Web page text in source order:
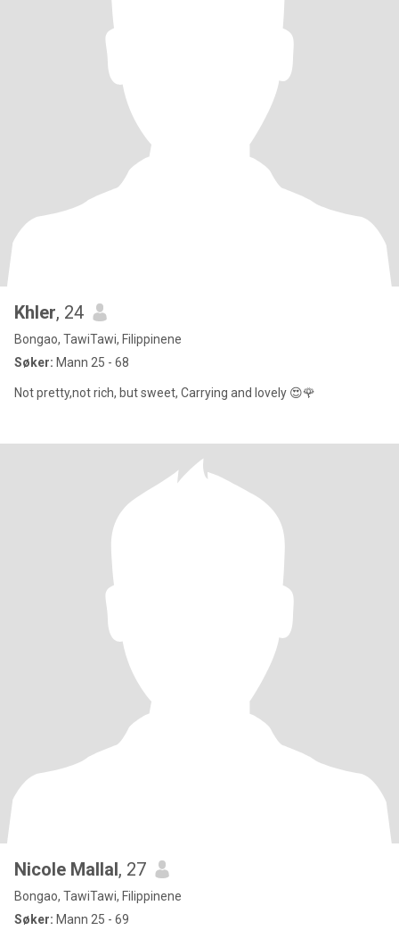
Khler, 24
Bongao, TawiTawi, Filippinene
Søker: Mann 25 - 68
Not pretty,not rich, but sweet, Carrying and lovely 😍🌹
Nicole Mallal, 27
Bongao, TawiTawi, Filippinene
Søker: Mann 25 - 69